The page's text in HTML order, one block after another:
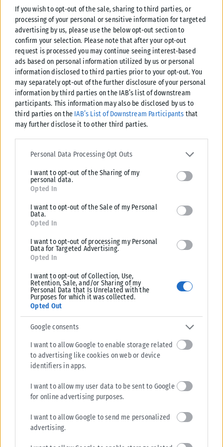
If you wish to opt-out of the sale, sharing to third parties, or
processing of your personal or sensitive information for targeted
advertising by us, please use the below opt-out section to
confirm your selection. Please note that after your opt-out
request is processed you may continue seeing interest-based
ads based on personal information utilized by us or personal
information disclosed to third parties prior to your opt-out. You
may separately opt-out of the further disclosure of your personal
information by third parties on the IAB’s list of downstream
participants. This information may also be disclosed by us to
third parties on the IAB’s List of Downstream Participants that
may further disclose it to other third parties.
Please note that this website/app uses one or more Google
services and may gather and store information including but not
deny consent to Google and its third-party tags to use your data
for below specified purposes in below Google consent section.
Personal Data Processing Opt Outs
I want to opt-out of the Sharing of my
personal data.
Opted In
I want to opt-out of the Sale of my Personal
Data.
Opted In
I want to opt-out of processing my Personal
Data for Targeted Advertising.
Opted In
I want to opt-out of Collection, Use,
Retention, Sale, and/or Sharing of my
Personal Data that Is Unrelated with the
Purposes for which it was collected.
Opted Out
Google consents
I want to allow Google to enable storage related
to advertising like cookies on web or device
identifiers in apps.
I want to allow my user data to be sent to Google
for online advertising purposes.
I want to allow Google to send me personalized
advertising.
Οι παραβάτες τιμωρούνται με πρόστιμο 100 ευρώαν δεν
δηλώσουν τον καθαρισμό στην πλατφόρμα. Αν ούτε έχουν
καθαρίσει το οικόπεδο, ούτε το έχουν δηλώσει, το πρόστιμο
γίνεται 500 ευρώ μόνο για τη μη δήλωση.
Διευκρινίζεται ότι η ψευδής δήλωση είναι ποινικό αδίκημα
που τιμωρείται με φυλάκιση τουλάχιστον 6 μηνών
και πρόστιμο 5.000 ευρώ.
Αν κάποιος δεν καθαρίσει το οικόπεδο, τότε του επιβάλλεται
1 ευρώ ανά τετραγωνικό μέτρο με ελάχιστο όριο τα 200 ευρώ
Παράλληλα γίνεται αυτεπάγγελτος καθαρισμός του οικοπέδου
από τον δήμο.
Ακαθάριστα οικόπεδα
Σχετικά Άρθρα